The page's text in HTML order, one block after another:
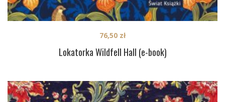
Lokatorka Wildfell Hall (e-book)
76,50 zł